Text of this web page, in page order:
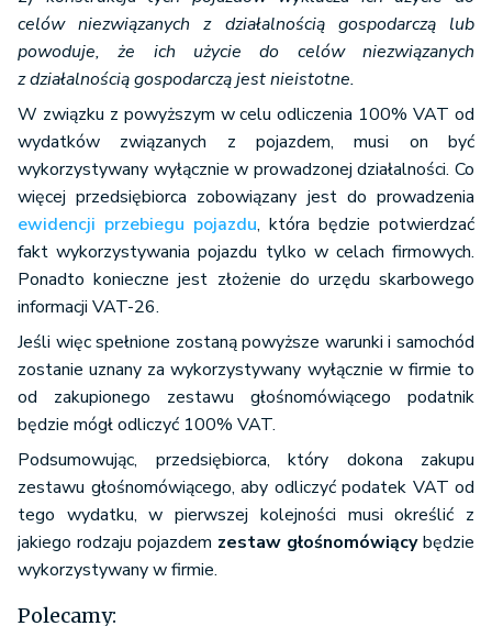
celów niezwiązanych z działalnością gospodarczą lub
powoduje, że ich użycie do celów niezwiązanych
z działalnością gospodarczą jest nieistotne.
W związku z powyższym w celu odliczenia 100% VAT od
wydatków związanych z pojazdem, musi on być
wykorzystywany wyłącznie w prowadzonej działalności. Co
więcej przedsiębiorca zobowiązany jest do prowadzenia
ewidencji przebiegu pojazdu, która będzie potwierdzać
fakt wykorzystywania pojazdu tylko w celach firmowych.
Ponadto konieczne jest złożenie do urzędu skarbowego
informacji VAT-26.
Jeśli więc spełnione zostaną powyższe warunki i samochód
zostanie uznany za wykorzystywany wyłącznie w firmie to
od zakupionego zestawu głośnomówiącego podatnik
będzie mógł odliczyć 100% VAT.
Podsumowując, przedsiębiorca, który dokona zakupu
zestawu głośnomówiącego, aby odliczyć podatek VAT od
tego wydatku, w pierwszej kolejności musi określić z
jakiego rodzaju pojazdem zestaw głośnomówiącybędzie
wykorzystywany w firmie.
Polecamy: